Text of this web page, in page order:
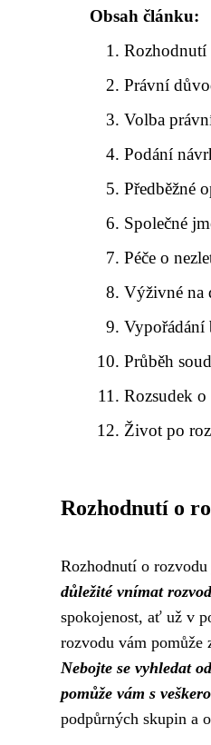
Obsah článku:
Rozhodnutí
Právní
Volba
Podání
Předběžné
Společné
Péče o
Výživné na
Vypořádání
Průběh
Rozsudek
Život po
Rozhodnutí o
Rozhodnutí o
důležité vnímat
spokojenost, ať už v
rozvodu vám pomůže
Nebojte se vyhledat
pomůže vám s
podpůrných skupin a